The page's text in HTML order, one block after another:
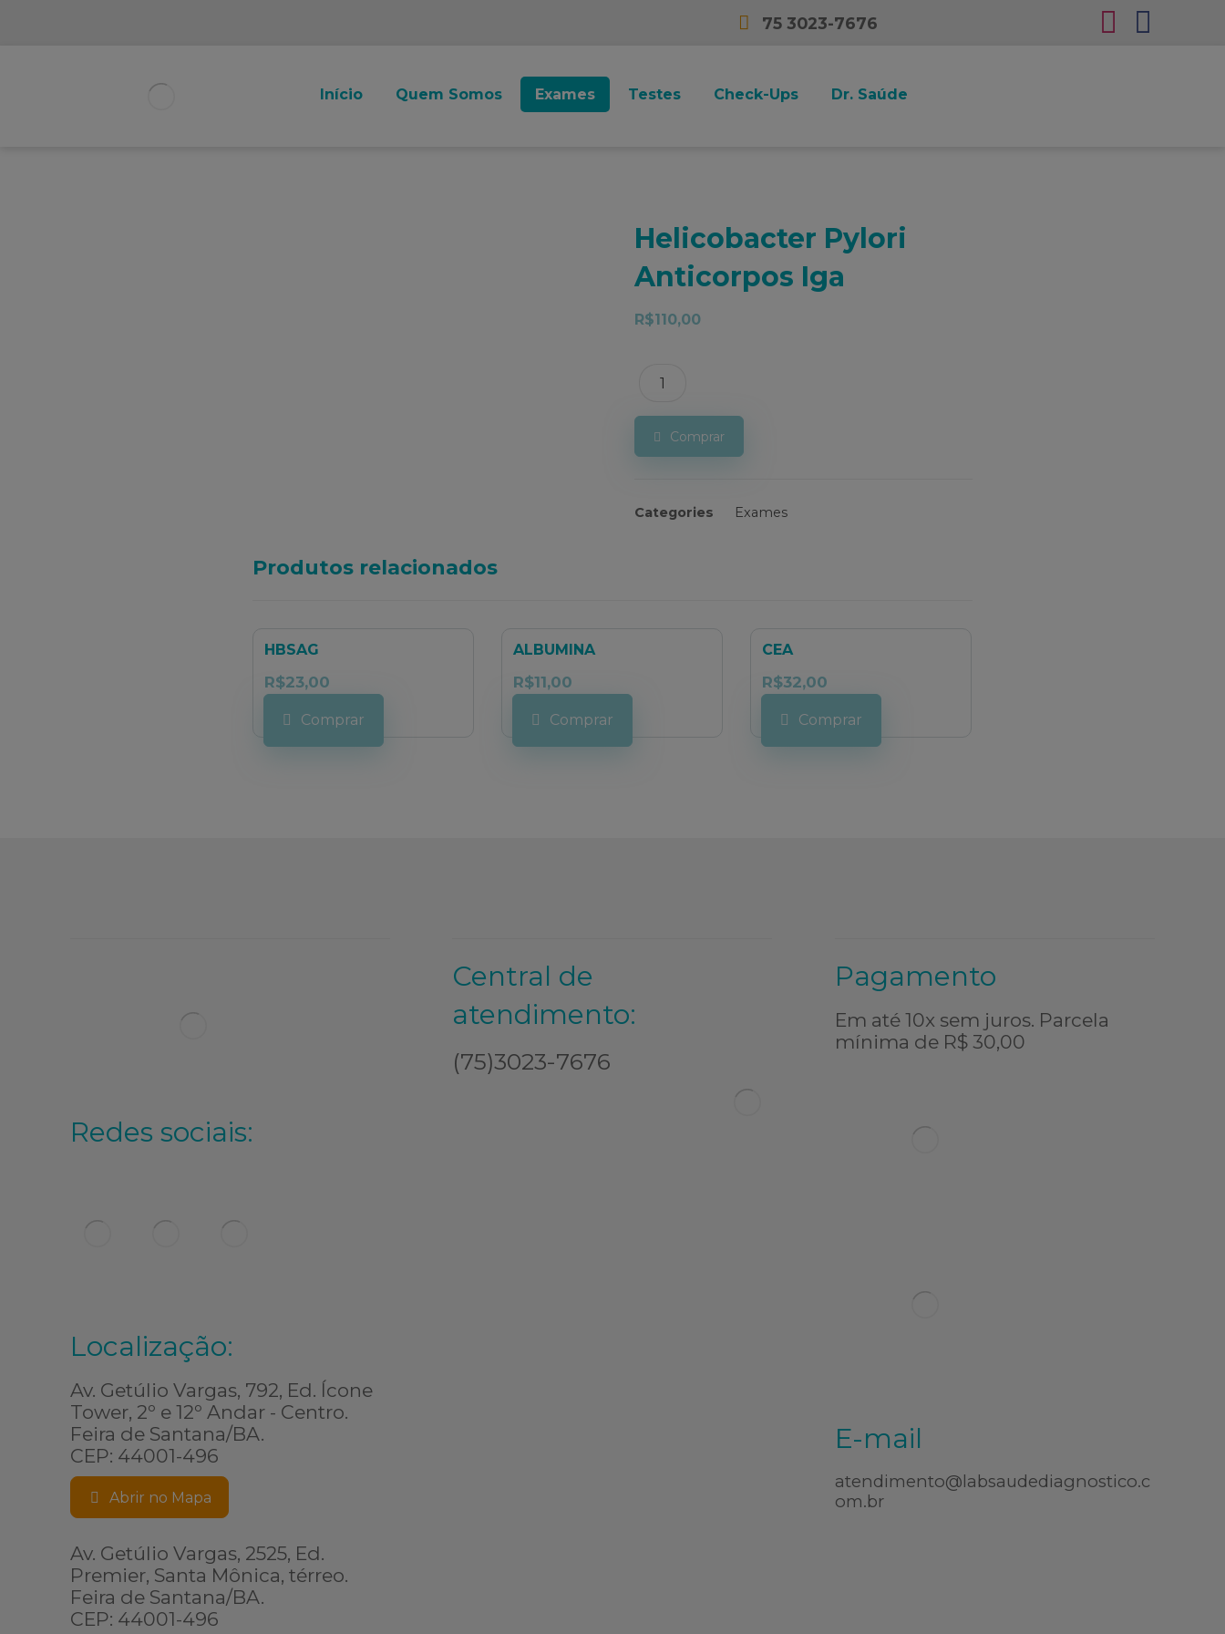
75 3023-7676
Início Quem Somos Exames Testes Check-Ups Dr. Saúde
Helicobacter Pylori
Anticorpos Iga
R$110,00
Comprar
Categories Exames
Produtos relacionados
HBSAG
R$23,00
Comprar
ALBUMINA
R$11,00
Comprar
CEA
R$32,00
Comprar
Redes sociais:
Localização:
Av. Getúlio Vargas, 792, Ed. Ícone
Tower, 2º e 12º Andar - Centro.
Feira de Santana/BA.
CEP: 44001-496
Abrir no Mapa
Av. Getúlio Vargas, 2525, Ed.
Premier, Santa Mônica, térreo.
Feira de Santana/BA.
CEP: 44001-496
Central de
atendimento:
(75)3023-7676
Pagamento
Em até 10x sem juros. Parcela
mínima de R$ 30,00
E-mail
atendimento@labsaudediagnostico.c
om.br